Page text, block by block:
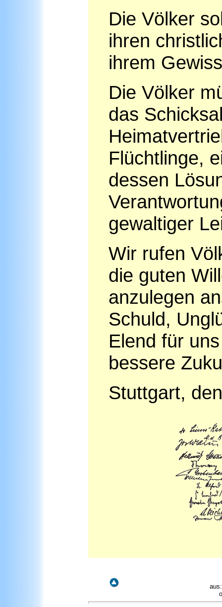
Die Völker
ihren
ihrem
Die Völker
das
Flüchtlinge,
dessen
gewaltiger
Wir rufen
die guten
anzulegen
Schuld,
Elend für
bessere
Stuttgart,